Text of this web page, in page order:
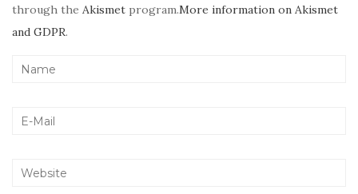
through the Akismet program.More information on Akismet
and GDPR.